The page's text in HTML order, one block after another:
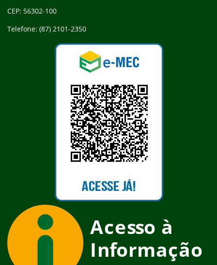
CEP: 56302-100
Telefone: (87) 2101-2350